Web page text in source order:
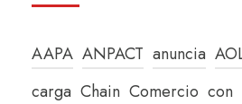
AAPA ANPACT anuncia
carga Chain Comercio con